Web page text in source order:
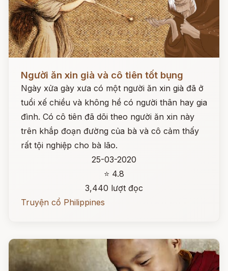
Người ăn xin già và cô tiên tốt bụng
Ngày xửa gày xưa có một người ăn xin già đã ở
tuổi xế chiều và không hề có người thân hay gia
đình. Có cô tiên đã dõi theo người ăn xin này
trên khắp đoạn đường của bà và cô cảm thấy
rất tội nghiệp cho bà lão.
25-03-2020
⭐ 4.8
3,440 lượt đọc
Truyện cổ Philippines